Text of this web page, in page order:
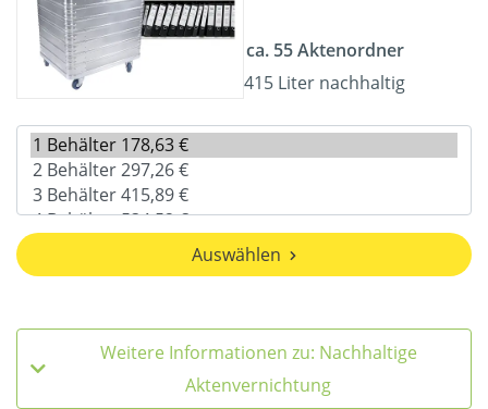
ca. 55 Aktenordner
415 Liter nachhaltig
Auswählen
Weitere Informationen zu: Nachhaltige
Aktenvernichtung